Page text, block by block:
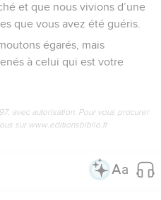
et que nous vivions d’une
que vous avez été guéris.
égarés, mais
à celui qui est votre
avec autorisation. Pour vous procurer
sur www.editionsbiblio.fr